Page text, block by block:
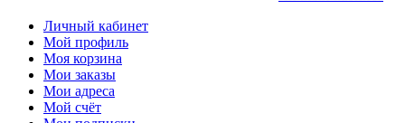
Личный кабинет
Мой профиль
Моя корзина
Мои заказы
Мои адреса
Мой счёт